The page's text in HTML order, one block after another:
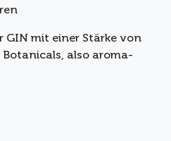
GIN mit einer Stärke von
also aroma-